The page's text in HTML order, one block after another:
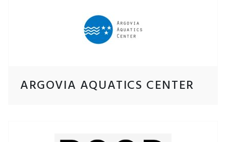
ARGOVIA AQUATICS CENTER